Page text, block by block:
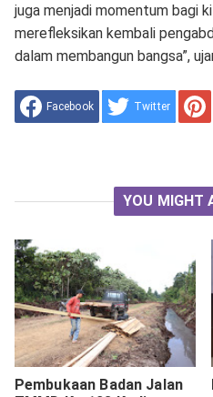
juga menjadi momentum bagi
merefleksikan kembali
dalam membangun bangsa”,
Facebook Twitter
YOU MIGHT
Pembukaan Badan Jalan